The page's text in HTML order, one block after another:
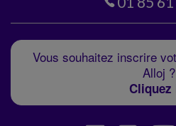
Vous souhaitez inscrire
Alloj ?
Cliquez